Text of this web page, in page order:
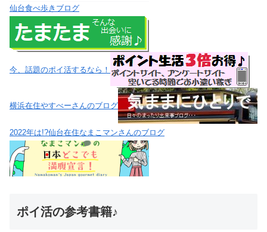
仙台食べ歩きブログ
今、話題のポイ活するなら！
横浜在住やすべーさんのブログ
2022年は!?仙台在住なまこマンさんのブログ
ポイ活の参考書籍♪